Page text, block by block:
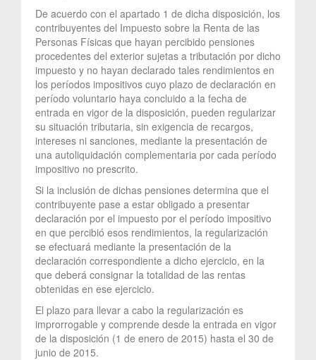
De acuerdo con el apartado 1 de dicha disposición, los
contribuyentes del Impuesto sobre la Renta de las
Personas Físicas que hayan percibido pensiones
procedentes del exterior sujetas a tributación por dicho
impuesto y no hayan declarado tales rendimientos en
los períodos impositivos cuyo plazo de declaración en
período voluntario haya concluido a la fecha de
entrada en vigor de la disposición, pueden regularizar
su situación tributaria, sin exigencia de recargos,
intereses ni sanciones, mediante la presentación de
una autoliquidación complementaria por cada período
impositivo no prescrito.
Si la inclusión de dichas pensiones determina que el
contribuyente pase a estar obligado a presentar
declaración por el impuesto por el período impositivo
en que percibió esos rendimientos, la regularización
se efectuará mediante la presentación de la
declaración correspondiente a dicho ejercicio, en la
que deberá consignar la totalidad de las rentas
obtenidas en ese ejercicio.
El plazo para llevar a cabo la regularización es
improrrogable y comprende desde la entrada en vigor
de la disposición (1 de enero de 2015) hasta el 30 de
junio de 2015.